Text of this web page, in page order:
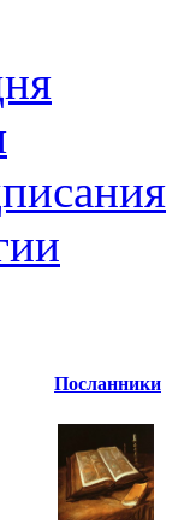
Посланники